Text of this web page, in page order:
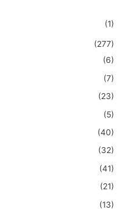
(1)
(277)
(6)
(7)
(23)
(5)
(40)
(32)
(41)
(21)
(13)